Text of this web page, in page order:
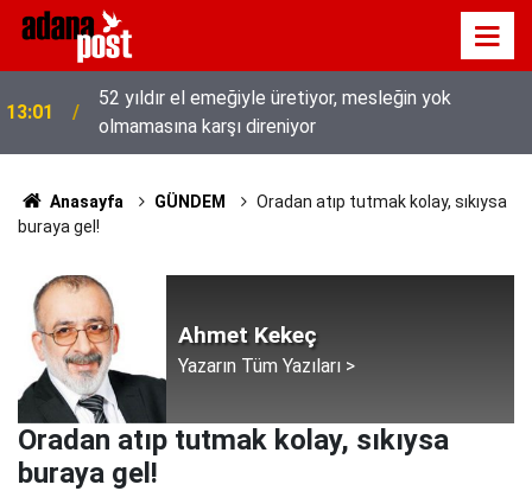
13:01
52 yıldır el emeğiyle üretiyor, mesleğin yok
olmamasına karşı direniyor
Anasayfa GÜNDEM
Oradan atıp tutmak kolay, sıkıysa
buraya gel!
Ahmet Kekeç
Yazarın Tüm Yazıları >
Oradan atıp tutmak kolay, sıkıysa
buraya gel!